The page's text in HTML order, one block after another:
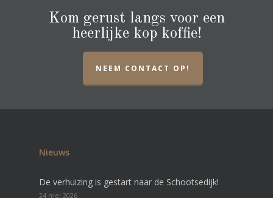
Kom gerust langs voor een
heerlijke kop koffie!
NEEM CONTACT OP!
Nieuws
De verhuizing is gestart naar de Schootsedijk!
24 mei 2026